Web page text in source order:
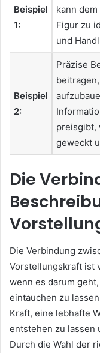
Beispiel
1:
kann
Figur zu
und
Beispiel
2:
Präzise
preisgibt,
geweckt
Die
Die Verbindung
Vorstellungskraft ist
wenn es darum
eintauchen zu
Kraft, eine lebhafte
entstehen zu lassen
Durch die Wahl der